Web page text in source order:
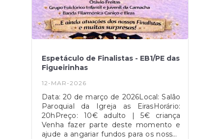
Espetáculo de Finalistas - EB1/PE das
Figueirinhas
12-MAR-2026
Data: 20 de março de 2026Local: Salão
Paroquial da Igreja as EirasHorário:
20hPreço: 10€ adulto | 5€ criança
Venha fazer parte deste momento e
ajude a angariar fundos para os nossos